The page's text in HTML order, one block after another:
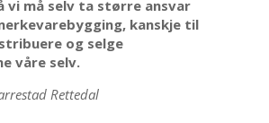
vi må selv ta større ansvar
kanskje til
og selge
våre selv.
Rettedal